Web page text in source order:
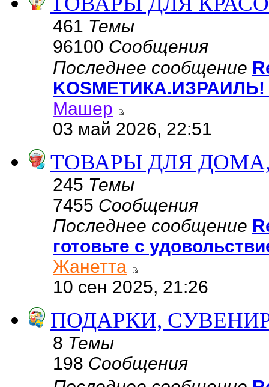
461 Темы
96100 Сообщения
Последнее сообщение
KОSMЕТИКA.ИЗРАИЛЬ!
Машер
03 май 2026, 22:51
ТОВАРЫ ДЛЯ
245 Темы
7455 Сообщения
Последнее сообщение
готовьте с
Жанетта
10 сен 2025, 21:26
ПОДАРКИ,
8 Темы
198 Сообщения